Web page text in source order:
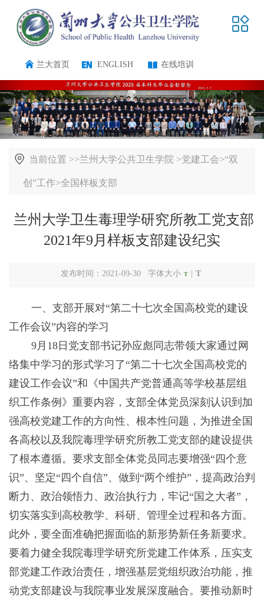
在线培训
ENGLISH
兰大首页
当前位置 >>兰州大学公共卫生学院 >党建工会>“双
创”工作>全国样板支部
兰州大学卫生毒理学研究所教工党支部
2021年9月样板支部建设纪实
发布时间：2021-09-30 字体大小 T T
一、支部开展对“第二十七次全国高校党的建设
工作会议”内容的学习
9月18日党支部书记孙应彪同志带领大家通过网
络集中学习的形式学习了“第二十七次全国高校党的
建设工作会议”和《中国共产党普通高等学校基层组
织工作条例》重要内容，支部全体党员深刻认识到加
强高校党建工作的方向性、根本性问题，为推进全国
各高校以及我院毒理学研究所教工党支部的建设提供
了根本遵循。要求支部全体党员同志要增强“四个意
识”、坚定“四个自信”、做到“两个维护”，提高政治判
断力、政治领悟力、政治执行力，牢记“国之大者”，
切实落实到高校教学、科研、管理全过程和各方面。
此外，要全面准确把握面临的新形势新任务新要求。
要着力健全我院毒理学研究所党建工作体系，压实支
部党建工作政治责任，增强基层党组织政治功能，推
动党支部建设与我院事业发展深度融合。要推动新时